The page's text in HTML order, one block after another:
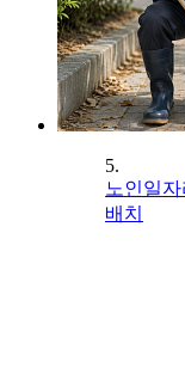
5.
노인일
배치